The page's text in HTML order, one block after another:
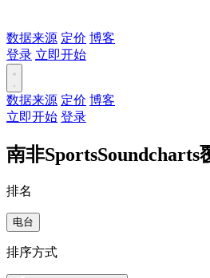
数据来源 定价 博客
登录 立即开始
数据来源 定价 博客
立即开始 登录
南非SportsSoundcharts
排名
电台
排序方式